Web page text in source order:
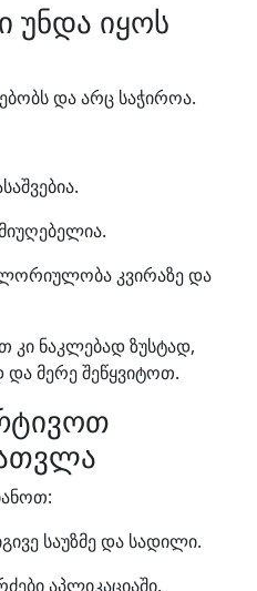
უნდა იყოს
და არც საჭიროა.
კვირაზე და
კი ნაკლებად ზუსტად,
მერე შეწყვიტოთ.
საუზმე და სადილი.
აპლიკაციაში.